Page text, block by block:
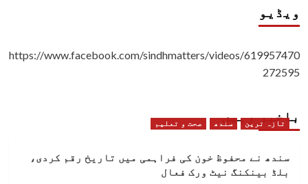
ویڈیو
https://www.facebook.com/sindhmatters/videos/619957470
272595
باخبر رہیں
تازہ ترین سندھ صحت و تعلیم
سندھ نے محفوظ خون کی فراہمی میں تاریخ رقم کردی،
بلڈ بینکنگ نیٹ ورک فعال